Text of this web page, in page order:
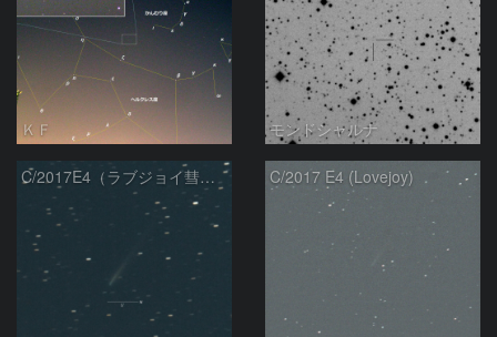
ＫＦ モンドシャルナ
C/2017E4（ラブジョイ彗星） C/2017 E4 (Lovejoy)